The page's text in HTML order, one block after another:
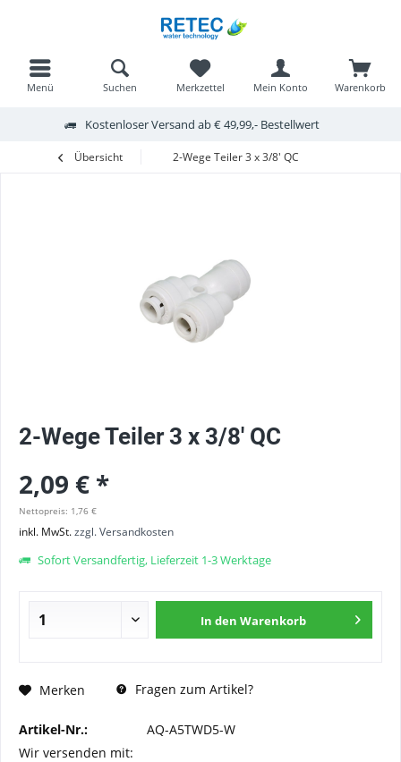
Kostenloser Versand ab € 49,99,- Bestellwert
Menü Warenkorb
Merkzettel Mein Konto
Suchen
Übersicht 2-Wege Teiler 3 x 3/8' QC
2-Wege Teiler 3 x 3/8' QC
2,09 € *
Nettopreis: 1,76 €
inkl. MwSt.zzgl. Versandkosten
Sofort Versandfertig, Lieferzeit 1-3 Werktage
In den Warenkorb
Merken Fragen zum Artikel?
Artikel-Nr.:
AQ-A5TWD5-W
Wir versenden mit: